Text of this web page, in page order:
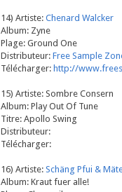
14) Artiste: Chenard Walcker
Album: Zyne
Plage: Ground One
Distributeur: Free Sample
Télécharger: http://
15) Artiste: Sombre Consern
Album: Play Out Of Tune
Titre: Apollo Swing
Distributeur:
Télécharger:
16) Artiste: Schäng Pfui &
Album: Kraut fuer alle!